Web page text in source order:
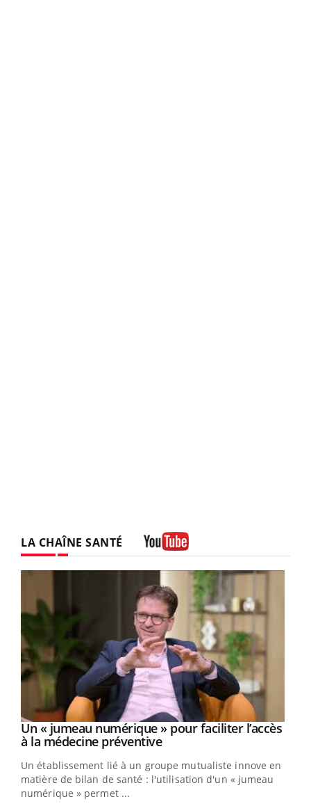
LA CHAÎNE SANTÉ
Youtube
Un « jumeau numérique » pour faciliter l’accès
à la médecine préventiveYoutube
Un établissement lié à un groupe mutualiste innove en
matière de bilan de santé : l'utilisation d'un « jumeau
numérique » permet ...